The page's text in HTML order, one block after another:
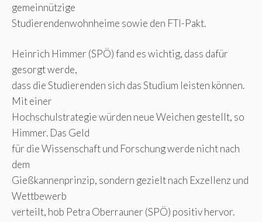
gemeinnützige
Studierendenwohnheime sowie den FTI-Pakt.
Heinrich Himmer (SPÖ) fand es wichtig, dass dafür
gesorgt werde,
dass die Studierenden sich das Studium leisten können.
Mit einer
Hochschulstrategie würden neue Weichen gestellt, so
Himmer. Das Geld
für die Wissenschaft und Forschung werde nicht nach
dem
Gießkannenprinzip, sondern gezielt nach Exzellenz und
Wettbewerb
verteilt, hob Petra Oberrauner (SPÖ) positiv hervor.